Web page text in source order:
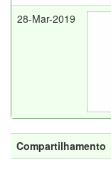
28-Mar-2019
Compartilhamento